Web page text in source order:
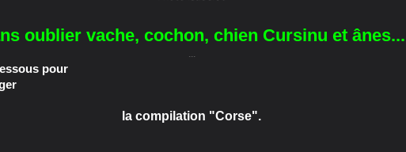
oublier vache, cochon, chien Cursinu et ânes...
...
pour
la compilation "Corse".